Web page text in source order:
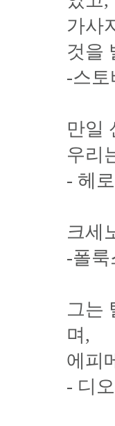
가사
것을
-스토
만일
우리
- 헤
크세
-폴룩
그는
며,
에피
- 디